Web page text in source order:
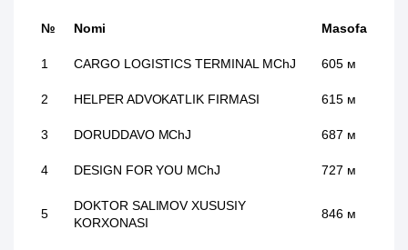
№ Nomi Masofa
1 CARGO LOGISTICS TERMINAL MChJ 605 м
2 HELPER ADVOKATLIK FIRMASI 615 м
3 DORUDDAVO MChJ 687 м
4 DESIGN FOR YOU MChJ 727 м
5
DOKTOR SALIMOV XUSUSIY
KORXONASI
846 м